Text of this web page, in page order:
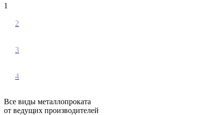
1
2
3
4
Все виды металлопроката
от ведущих производителей